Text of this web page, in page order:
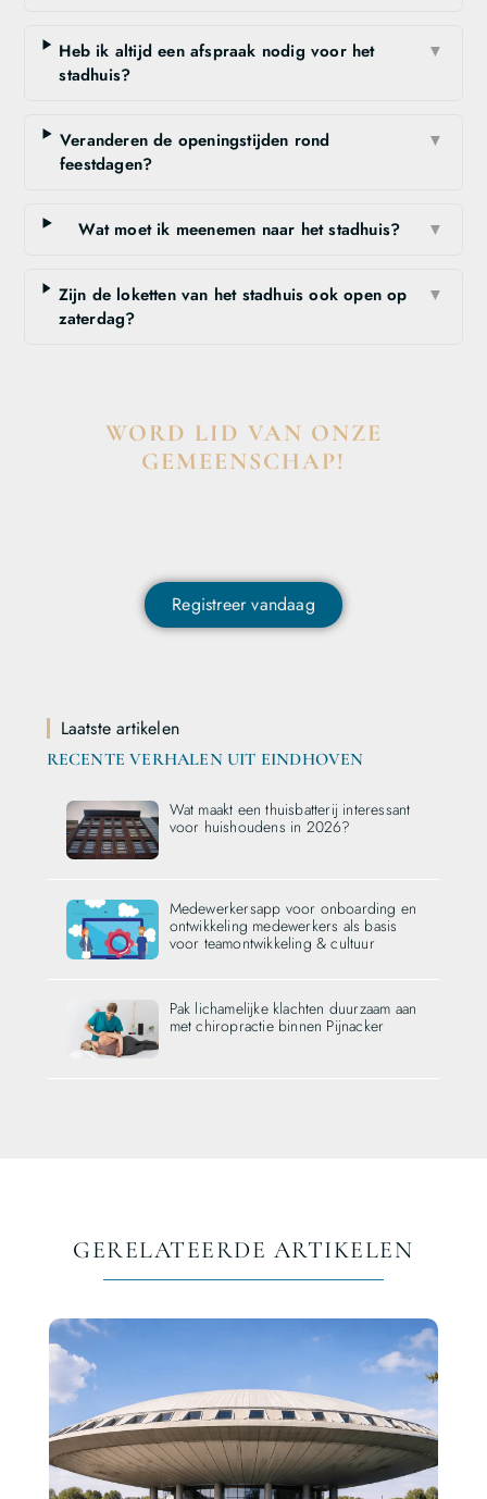
Heb ik altijd een afspraak nodig voor het
stadhuis?
▼
Veranderen de openingstijden rond
feestdagen?
▼
Wat moet ik meenemen naar het stadhuis? ▼
Zijn de loketten van het stadhuis ook open op
zaterdag?
▼
WORD LID VAN ONZE
GEMEENSCHAP!
Registreer vandaag
Laatste artikelen
RECENTE VERHALEN UIT EINDHOVEN
Wat maakt een thuisbatterij interessant
voor huishoudens in 2026?
Medewerkersapp voor onboarding en
ontwikkeling medewerkers als basis
voor teamontwikkeling & cultuur
Pak lichamelijke klachten duurzaam aan
met chiropractie binnen Pijnacker
GERELATEERDE ARTIKELEN